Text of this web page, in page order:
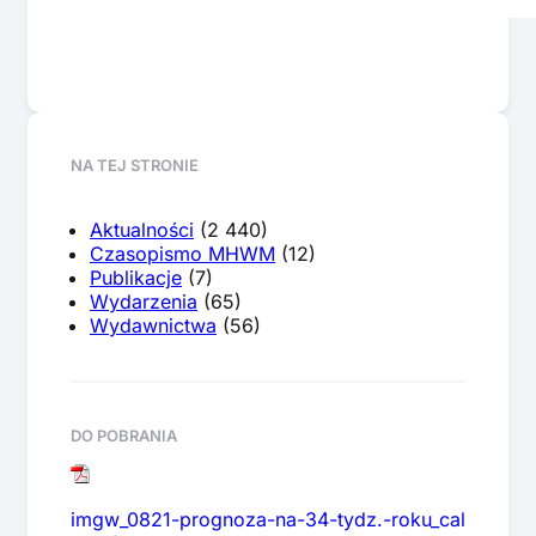
NA TEJ STRONIE
Aktualności (2 440)
Czasopismo MHWM (12)
Publikacje (7)
Wydarzenia (65)
Wydawnictwa (56)
DO POBRANIA
imgw_0821-prognoza-na-34-tydz.-roku_cal